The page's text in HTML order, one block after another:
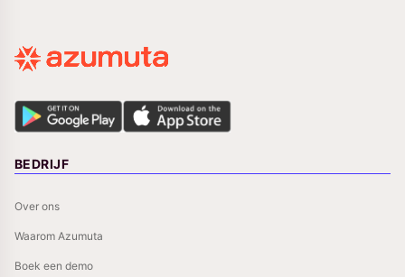
BEDRIJF
Over ons
Waarom Azumuta
Boek een demo